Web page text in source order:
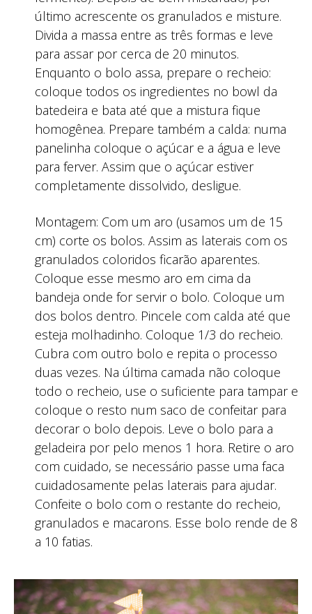
último acrescente os granulados e misture.
Divida a massa entre as três formas e leve
para assar por cerca de 20 minutos.
Enquanto o bolo assa, prepare o recheio:
coloque todos os ingredientes no bowl da
batedeira e bata até que a mistura fique
homogênea. Prepare também a calda: numa
panelinha coloque o açúcar e a água e leve
para ferver. Assim que o açúcar estiver
completamente dissolvido, desligue.
Montagem: Com um aro (usamos um de 15
cm) corte os bolos. Assim as laterais com os
granulados coloridos ficarão aparentes.
Coloque esse mesmo aro em cima da
bandeja onde for servir o bolo. Coloque um
dos bolos dentro. Pincele com calda até que
esteja molhadinho. Coloque 1/3 do recheio.
Cubra com outro bolo e repita o processo
duas vezes. Na última camada não coloque
todo o recheio, use o suficiente para tampar e
coloque o resto num saco de confeitar para
decorar o bolo depois. Leve o bolo para a
geladeira por pelo menos 1 hora. Retire o aro
com cuidado, se necessário passe uma faca
cuidadosamente pelas laterais para ajudar.
Confeite o bolo com o restante do recheio,
granulados e macarons. Esse bolo rende de 8
a 10 fatias.